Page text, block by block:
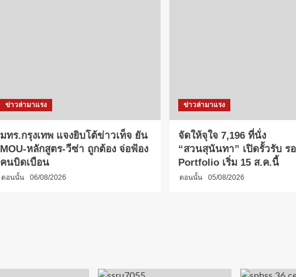
ข่าวล่ามาแรง
มทร.กรุงเทพ แจงยิบโต้ข่าวเท็จ ยัน
MOU-หลักสูตร-วีซ่า ถูกต้อง จ่อฟ้อง
คนบิดเบือน
ตอนนั้น 06/08/2026
ข่าวล่ามาแรง
จัดให้จุใจ 7,196 ที่นั่ง
“สวนสุนันทา” เปิดรั้วรับ ร
Portfolio เริ่ม 15 ส.ค.นี้
ตอนนั้น 05/08/2026